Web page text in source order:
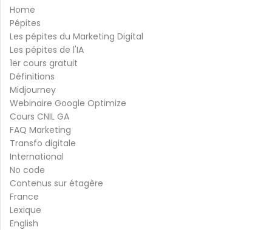
Home
Pépites
Les pépites du Marketing Digital
Les pépites de l'IA
1er cours gratuit
Définitions
Midjourney
Webinaire Google Optimize
Cours CNIL GA
FAQ Marketing
Transfo digitale
International
No code
Contenus sur étagère
France
Lexique
English